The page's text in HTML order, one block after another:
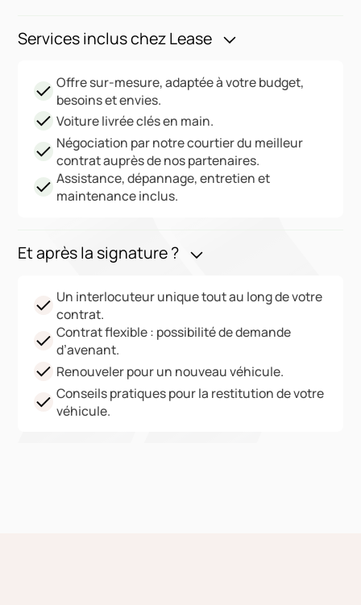
Services inclus chez Lease
Offre sur-mesure, adaptée à votre budget,
besoins et envies.
Voiture livrée clés en main.
Négociation par notre courtier du meilleur
contrat auprès de nos partenaires.
Assistance, dépannage, entretien et
maintenance inclus.
Et après la signature ?
Un interlocuteur unique tout au long de votre
contrat.
Contrat flexible : possibilité de demande
d’avenant.
Renouveler pour un nouveau véhicule.
Conseils pratiques pour la restitution de votre
véhicule.